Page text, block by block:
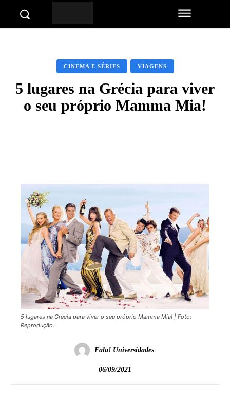
CINEMA E SÉRIES VIAGENS
5 lugares na Grécia para viver
o seu próprio Mamma Mia!
5 lugares na Grécia para viver o seu próprio Mamma Mia! | Foto:
Reprodução.
Fala! Universidades
06/09/2021